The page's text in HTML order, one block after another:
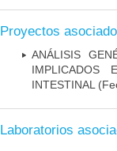
Proyectos
ANÁLISIS
IMPLICADOS
INTESTINAL
Laboratorios